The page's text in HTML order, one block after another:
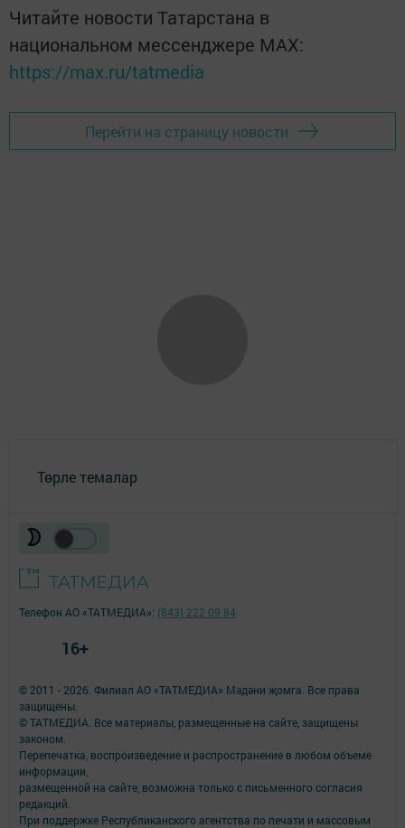
Читайте новости Татарстана в
национальном мессенджере MАХ:
https://max.ru/tatmedia
Перейти на страницу новости
Төрле темалар
© 2011 - 2026. Филиал АО «ТАТМЕДИА» Мәдәни җомга. Все права
защищены.
© ТАТМЕДИА. Все материалы, размещенные на сайте, защищены
законом.
Перепечатка, воспроизведение и распространение в любом объеме
информации,
размещенной на сайте, возможна только с письменного согласия
редакций.
При поддержке Республиканского агентства по печати и массовым
Телефон АО «ТАТМЕДИА»: (843) 222 09 84
16+